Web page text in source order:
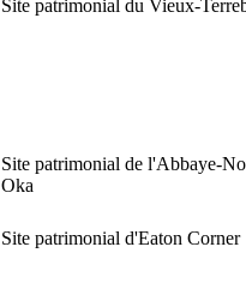
Site patrimonial du Vieux-
Site patrimonial de l'Abbaye-
Oka
Site patrimonial d'Eaton Corner